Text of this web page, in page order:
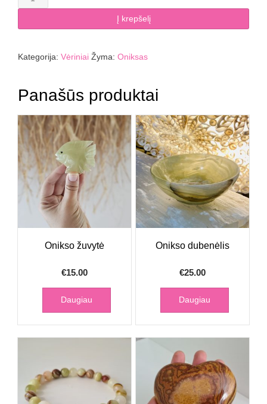
kiekis:
(pakistano)
8
Į krepšelį
Kategorija: Vėriniai Žyma: Oniksas
Panašūs produktai
Onikso žuvytė
€15.00
Daugiau
Onikso dubenėlis
€25.00
Daugiau